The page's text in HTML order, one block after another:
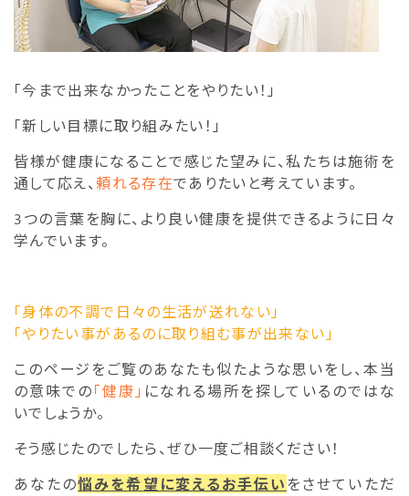
「今まで出来なかったことをやりたい！」
「新しい目標に取り組みたい！」
皆様が健康になることで感じた望みに、私たちは施術を
通して応え、 頼れる存在でありたいと考えています。
3つの言葉を胸に、より良い健康を提供できるように日々
学んでいます。
「身体の不調で日々の生活が送れない」
「やりたい事があるのに取り組む事が出来ない」
このページをご覧のあなたも似たような思いをし、本当
の意味での「健康」 になれる場所を探しているのではな
いでしょうか。
そう感じたのでしたら、ぜひ一度ご相談ください！
あなたの悩みを希望に変えるお手伝い をさせていただ